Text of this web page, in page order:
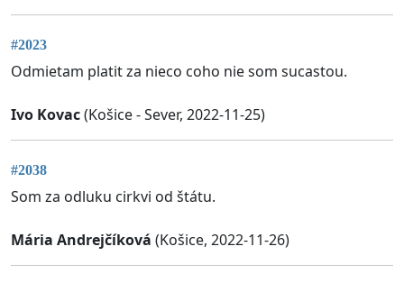
#2023
Odmietam platit za nieco coho nie som sucastou.
Ivo Kovac(Košice - Sever, 2022-11-25)
#2038
Som za odluku cirkvi od štátu.
Mária Andrejčíková (Košice, 2022-11-26)